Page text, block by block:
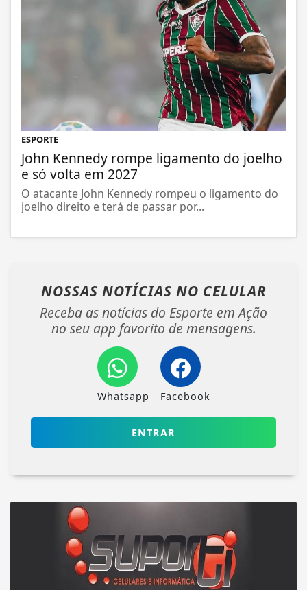
ESPORTE
John Kennedy rompe ligamento do joelho
e só volta em 2027
O atacante John Kennedy rompeu o ligamento do
joelho direito e terá de passar por...
NOSSAS NOTÍCIAS NO CELULAR
Receba as notícias do Esporte em Ação
no seu app favorito de mensagens.
Whatsapp Facebook
ENTRAR